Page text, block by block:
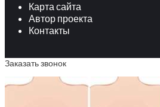
Карта сайта
Автор проекта
Контакты
Заказать звонок